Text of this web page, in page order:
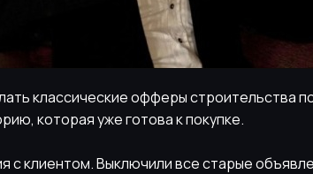
классические офферы строительства
которая уже готова к покупке.
с клиентом. Выключили все старые